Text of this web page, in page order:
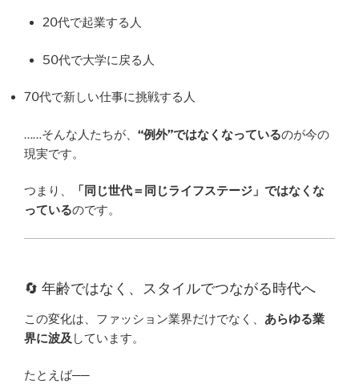
20代で起業する人
50代で大学に戻る人
70代で新しい仕事に挑戦する人
……そんな人たちが、 “例外”ではなくなっているのが今の
現実です。
つまり、
「同じ世代＝同じライフステージ」ではなくな
っているのです。
🔄 年齢ではなく、スタイルでつながる時代へ
この変化は、ファッション業界だけでなく、 あらゆる業
界に波及 しています。
たとえば──